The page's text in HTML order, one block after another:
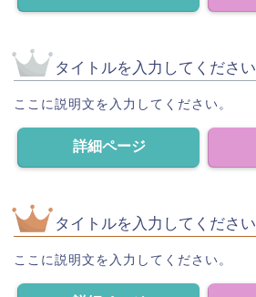
タイトルを入力してください
ここに説明文を入力してください。
詳細ページ
タイトルを入力してください
ここに説明文を入力してください。